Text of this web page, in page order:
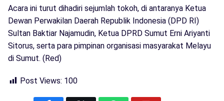
Acara ini turut dihadiri sejumlah tokoh, di antaranya Ketua
Dewan Perwakilan Daerah Republik Indonesia (DPD RI)
Sultan Baktiar Najamudin, Ketua DPRD Sumut Erni Ariyanti
Sitorus, serta para pimpinan organisasi masyarakat Melayu
di Sumut. (Red)
Post Views: 100